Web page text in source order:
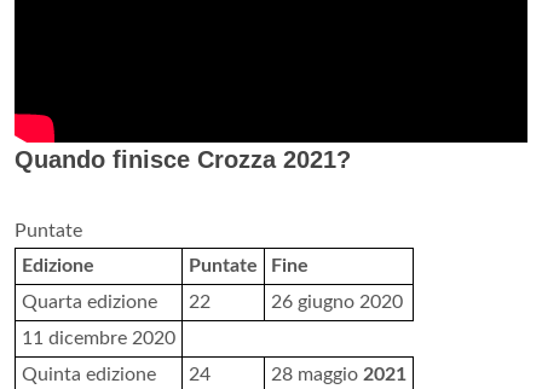
Quando finisce Crozza 2021?
Puntate
Edizione
Puntate
Fine
Quarta edizione
22
26 giugno 2020
11 dicembre 2020
Quinta edizione
24 28 maggio 2021